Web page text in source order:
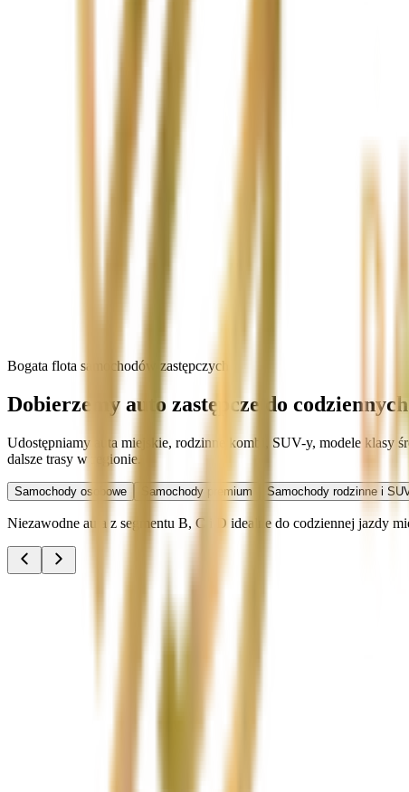
Bogata flota samochodów zastępczych
Dobierzemy auto zastępcze do
Udostępniamy auta miejskie, rodzinne kombi, SUV-y, modele klasy
dalsze trasy w regionie.
Samochody osobowe Samochody premium Samochody rodzinne i
Niezawodne auta z segmentu B, C i D idealne do codziennej jazdy